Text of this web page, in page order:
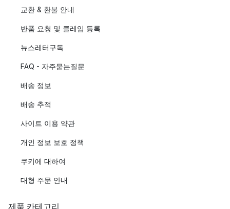
교환 & 환불 안내
반품 요청 및 클레임 등록
뉴스레터구독
FAQ - 자주묻는질문
배송 정보
배송 추적
사이트 이용 약관
개인 정보 보호 정책
쿠키에 대하여
대형 주문 안내
제품 카테고리